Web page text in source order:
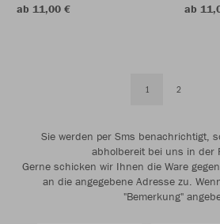
ab 11,00 €
ab
1 2
Sie werden per Sms benachrichtigt,
abholbereit bei uns in der
Gerne schicken wir Ihnen die Ware
an die angegebene Adresse zu.
"Bemerkung"